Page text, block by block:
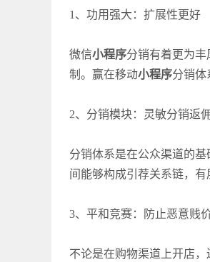
1、功用强大：扩展性更好
微信小程序分销有着更为
制。赢在移动小程序分销体
2、分销模块：灵敏分销返佣
分销体系是在公众渠道的
间能够构成引荐关系链，有
3、平和竞赛：防止恶意贱
不论是在购物渠道上开店